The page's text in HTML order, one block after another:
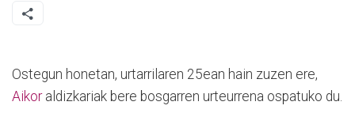
Ostegun honetan, urtarrilaren 25ean hain zuzen ere,
Aikoraldizkariak bere bosgarren urteurrena ospatuko du.